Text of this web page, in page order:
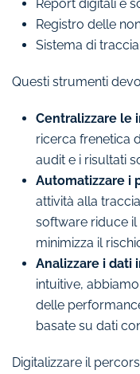
Report digitali e
Registro delle
Sistema di
Questi strumenti
Centralizzare le
ricerca frenetica
audit e i risultati
Automatizzare i
attività alla
software riduce
minimizza il
Analizzare i dati
intuitive,
delle
basate su dati
Digitalizzare il